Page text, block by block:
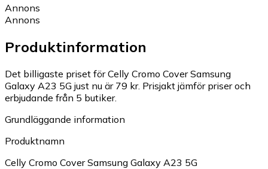
Annons
Annons
Produktinformation
Det billigaste priset för Celly Cromo Cover Samsung
Galaxy A23 5G just nu är 79 kr. Prisjakt jämför priser och
erbjudande från 5 butiker.
Grundläggande information
Produktnamn
Celly Cromo Cover Samsung Galaxy A23 5G